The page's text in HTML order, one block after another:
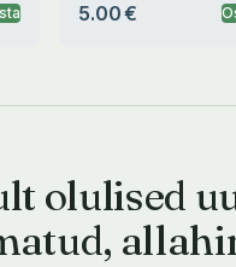
5.00 €
olulised